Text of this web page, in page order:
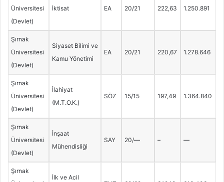
Üniversitesi
(Devlet)
İktisat EA 20/21 222,63 1.250.891
Şırnak
Üniversitesi
(Devlet)
Siyaset Bilimi ve
Kamu Yönetimi
EA 20/21 220,67 1.278.646
Şırnak
Üniversitesi
(Devlet)
İlahiyat
(M.T.O.K.)
SÖZ 15/15 197,49 1.364.840
Şırnak
Üniversitesi
(Devlet)
İnşaat
Mühendisliği
SAY 20/— – —
Şırnak
İlk ve Acil